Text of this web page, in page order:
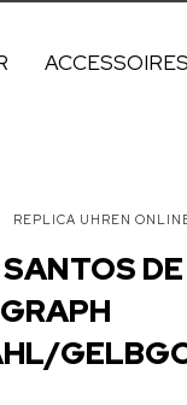
ACCESSOIRES
REPLICA UHREN